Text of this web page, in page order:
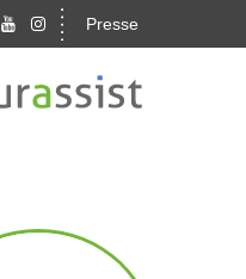
Presse